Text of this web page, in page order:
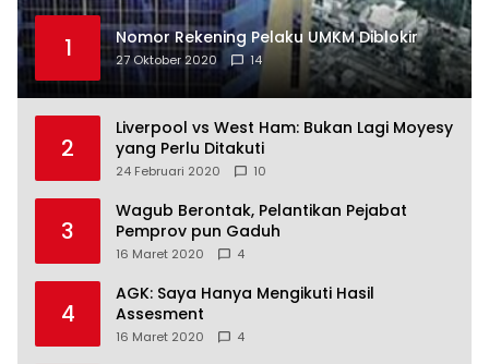
1 Nomor Rekening Pelaku UMKM Diblokir
27 Oktober 2020 14
2
Liverpool vs West Ham: Bukan Lagi Moyesy
yang Perlu Ditakuti
24 Februari 2020 10
3
Wagub Berontak, Pelantikan Pejabat
Pemprov pun Gaduh
16 Maret 2020 4
4
AGK: Saya Hanya Mengikuti Hasil
Assesment
16 Maret 2020 4